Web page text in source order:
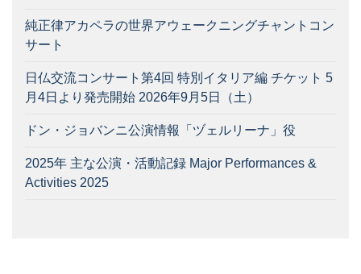
純正律アカペラの世界アウェークニングチャントコン
サート
日仏交流コンサート第4回 特別イタリア編 チケット 5
月4日より発売開始 2026年9月5日（土）
ドン・ジョバンニ公演情報「ヅェルリーナ」役
2025年 主な公演・活動記録 Major Performances &
Activities 2025